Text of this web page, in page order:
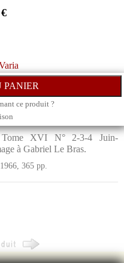
ce produit ?
XVI N° 2-3-4 Juin-
à Gabriel Le Bras.
365 pp.